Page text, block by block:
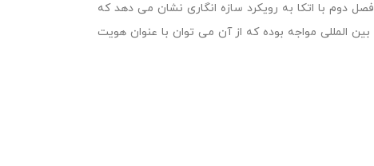
دوم با اتکا به رویکرد سازه انگاری نشان می دهد که
المللی مواجه بوده که از آن می توان با عنوان هویت